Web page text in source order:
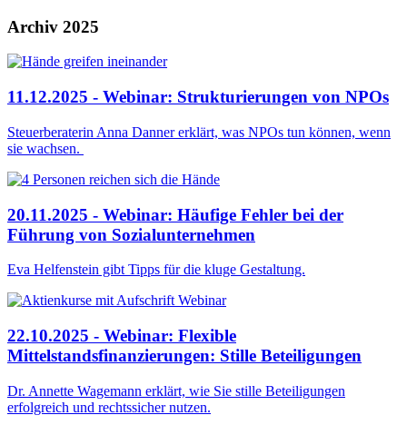
Archiv 2025
11.12.2025 - Webinar: Strukturierungen von NPOs
Steuerberaterin Anna Danner erklärt, was NPOs tun können, wenn
sie wachsen.
20.11.2025 - Webinar: Häufige Fehler bei der
Führung von Sozialunternehmen
Eva Helfenstein gibt Tipps für die kluge Gestaltung.
22.10.2025 - Webinar: Flexible
Mittelstandsfinanzierungen: Stille Beteiligungen
Dr. Annette Wagemann erklärt, wie Sie stille Beteiligungen
erfolgreich und rechtssicher nutzen.